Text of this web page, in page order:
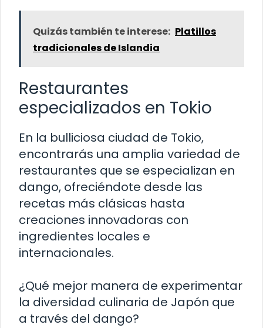
Quizás también te interese: Platillos
tradicionales de Islandia
Restaurantes
especializados en Tokio
En la bulliciosa ciudad de Tokio,
encontrarás una amplia variedad de
restaurantes que se especializan en
dango, ofreciéndote desde las
recetas más clásicas hasta
creaciones innovadoras con
ingredientes locales e
internacionales.
¿Qué mejor manera de experimentar
la diversidad culinaria de Japón que
a través del dango?